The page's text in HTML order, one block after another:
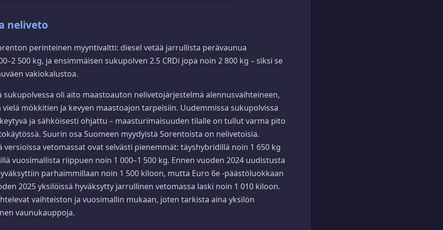
neliveto
perinteinen myyntivaltti: diesel vetää jarrullista perävaunua
500 kg, ja ensimmäisen sukupolven 2.5 CRDi jopa noin 2 800 kg – siksi se
vakiokalustoa.
sukupolvessa oli aito maastoauton nelivetojärjestelmä alennusvaihteineen,
vielä mökkitien ja kevyen maastoajon tarpeisiin. Uudemmissa sukupolvissa
ja sähköisesti ohjattu – maasturimaisuuden tilalle on tullut varma pito
Suurin osa Suomeen myydyistä Sorentoista on nelivetoisia.
versioissa vetomassat ovat selvästi pienemmät: täyshybridillä noin 1 650 kg
vuosimallista riippuen noin 1 000–1 500 kg. Ennen vuoden 2024 uudistusta
parhaimmillaan noin 1 500 kiloon, mutta Euro 6e -päästöluokkaan
2025 yksilöissä hyväksytty jarrullinen vetomassa laski noin 1 010 kiloon.
vaihteiston ja vuosimallin mukaan, joten tarkista aina yksilön
vaunukauppoja.